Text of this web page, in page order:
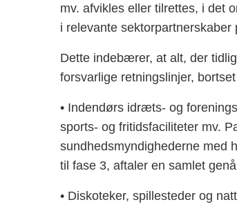
mv. afvikles eller tilrettes, i det
i relevante
Dette indebærer, at alt, der
forsvarlige retningslinjer,
• Indendørs idræts- og
sports- og fritidsfaciliteter mv.
sundhedsmyndighederne med
til fase 3, aftaler en samlet
• Diskoteker, spillesteder og